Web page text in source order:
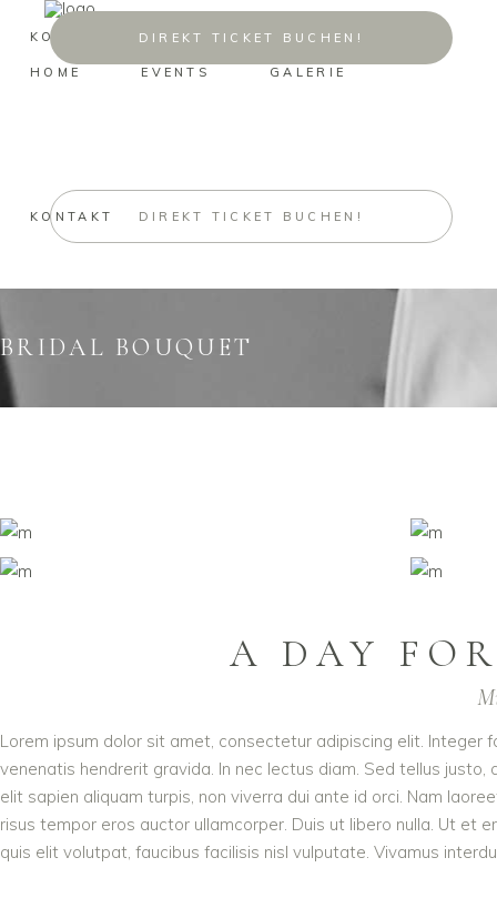
HOME EVENTS GALERIE
KONTAKT DIREKT TICKET BUCHEN!
KONTAKT DIREKT TICKET BUCHEN!
BRIDAL BOUQUET
A DAY
Lorem ipsum dolor sit amet, consectetur adipiscing elit. Integer
venenatis hendrerit gravida. In nec lectus diam. Sed tellus
elit sapien aliquam turpis, non viverra dui ante id orci. Nam
risus tempor eros auctor ullamcorper. Duis ut libero nulla. Ut et
quis elit volutpat, faucibus facilisis nisl vulputate. Vivamus